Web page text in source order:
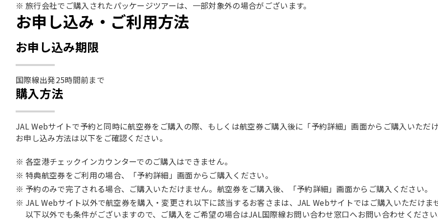
旅行会社でご購入されたパッケージツアーは、一部対象外の場合がございます。
お申し込み・ご利用方法
お申し込み期限
国際線出発25時間前まで
購入方法
JAL Webサイトで予約と同時に航空券をご購入の際、もしくは航空券ご購入後に「予約詳細」画面からご購入いただけ
お申し込み方法は以下をご確認ください。
各空港チェックインカウンターでのご購入はできません。
特典航空券をご利用の場合、「予約詳細」画面からご購入ください。
予約のみで完了される場合、ご購入いただけません。航空券をご購入後、「予約詳細」画面からご購入ください。
JAL Webサイト以外で航空券を購入・変更され以下に該当するお客さまは、JAL Webサイトではご購入いただけま
以下以外でも条件がございますので、ご購入をご希望の場合はJAL国際線お問い合わせ窓口へお問い合わせください